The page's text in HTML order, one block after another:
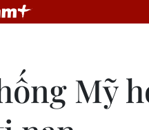
Mỹ